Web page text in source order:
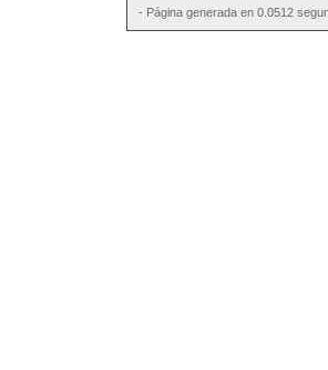
- Página generada en 0.0512